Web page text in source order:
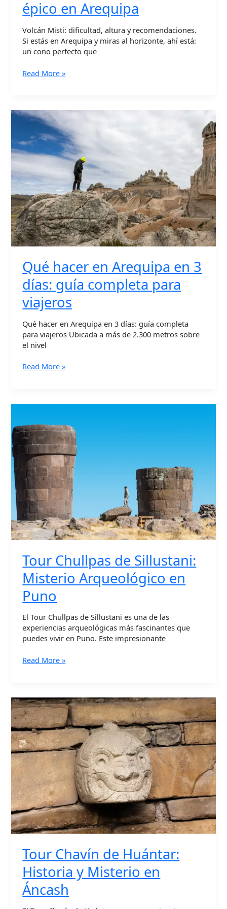
épico en Arequipa
Volcán Misti: dificultad, altura y recomendaciones.
Si estás en Arequipa y miras al horizonte, ahí está:
un cono perfecto que
Read More »
Qué hacer en Arequipa en 3
días: guía completa para
viajeros
Qué hacer en Arequipa en 3 días: guía completa
para viajeros Ubicada a más de 2.300 metros sobre
el nivel
Qué
hacer
en
Arequipa
en
días:
completa
para
viajeros
Read More »
Tour Chullpas de Sillustani:
Misterio Arqueológico en
Puno
El Tour Chullpas de Sillustani es una de las
experiencias arqueológicas más fascinantes que
puedes vivir en Puno. Este impresionante
de
Sillustani:
Misterio
Arqueológico
en
Puno
Read More »
Tour Chavín de Huántar:
Historia y Misterio en
Áncash
Tour
Chavín
de
Huántar:
Historia
y
Misterio
en
Áncash